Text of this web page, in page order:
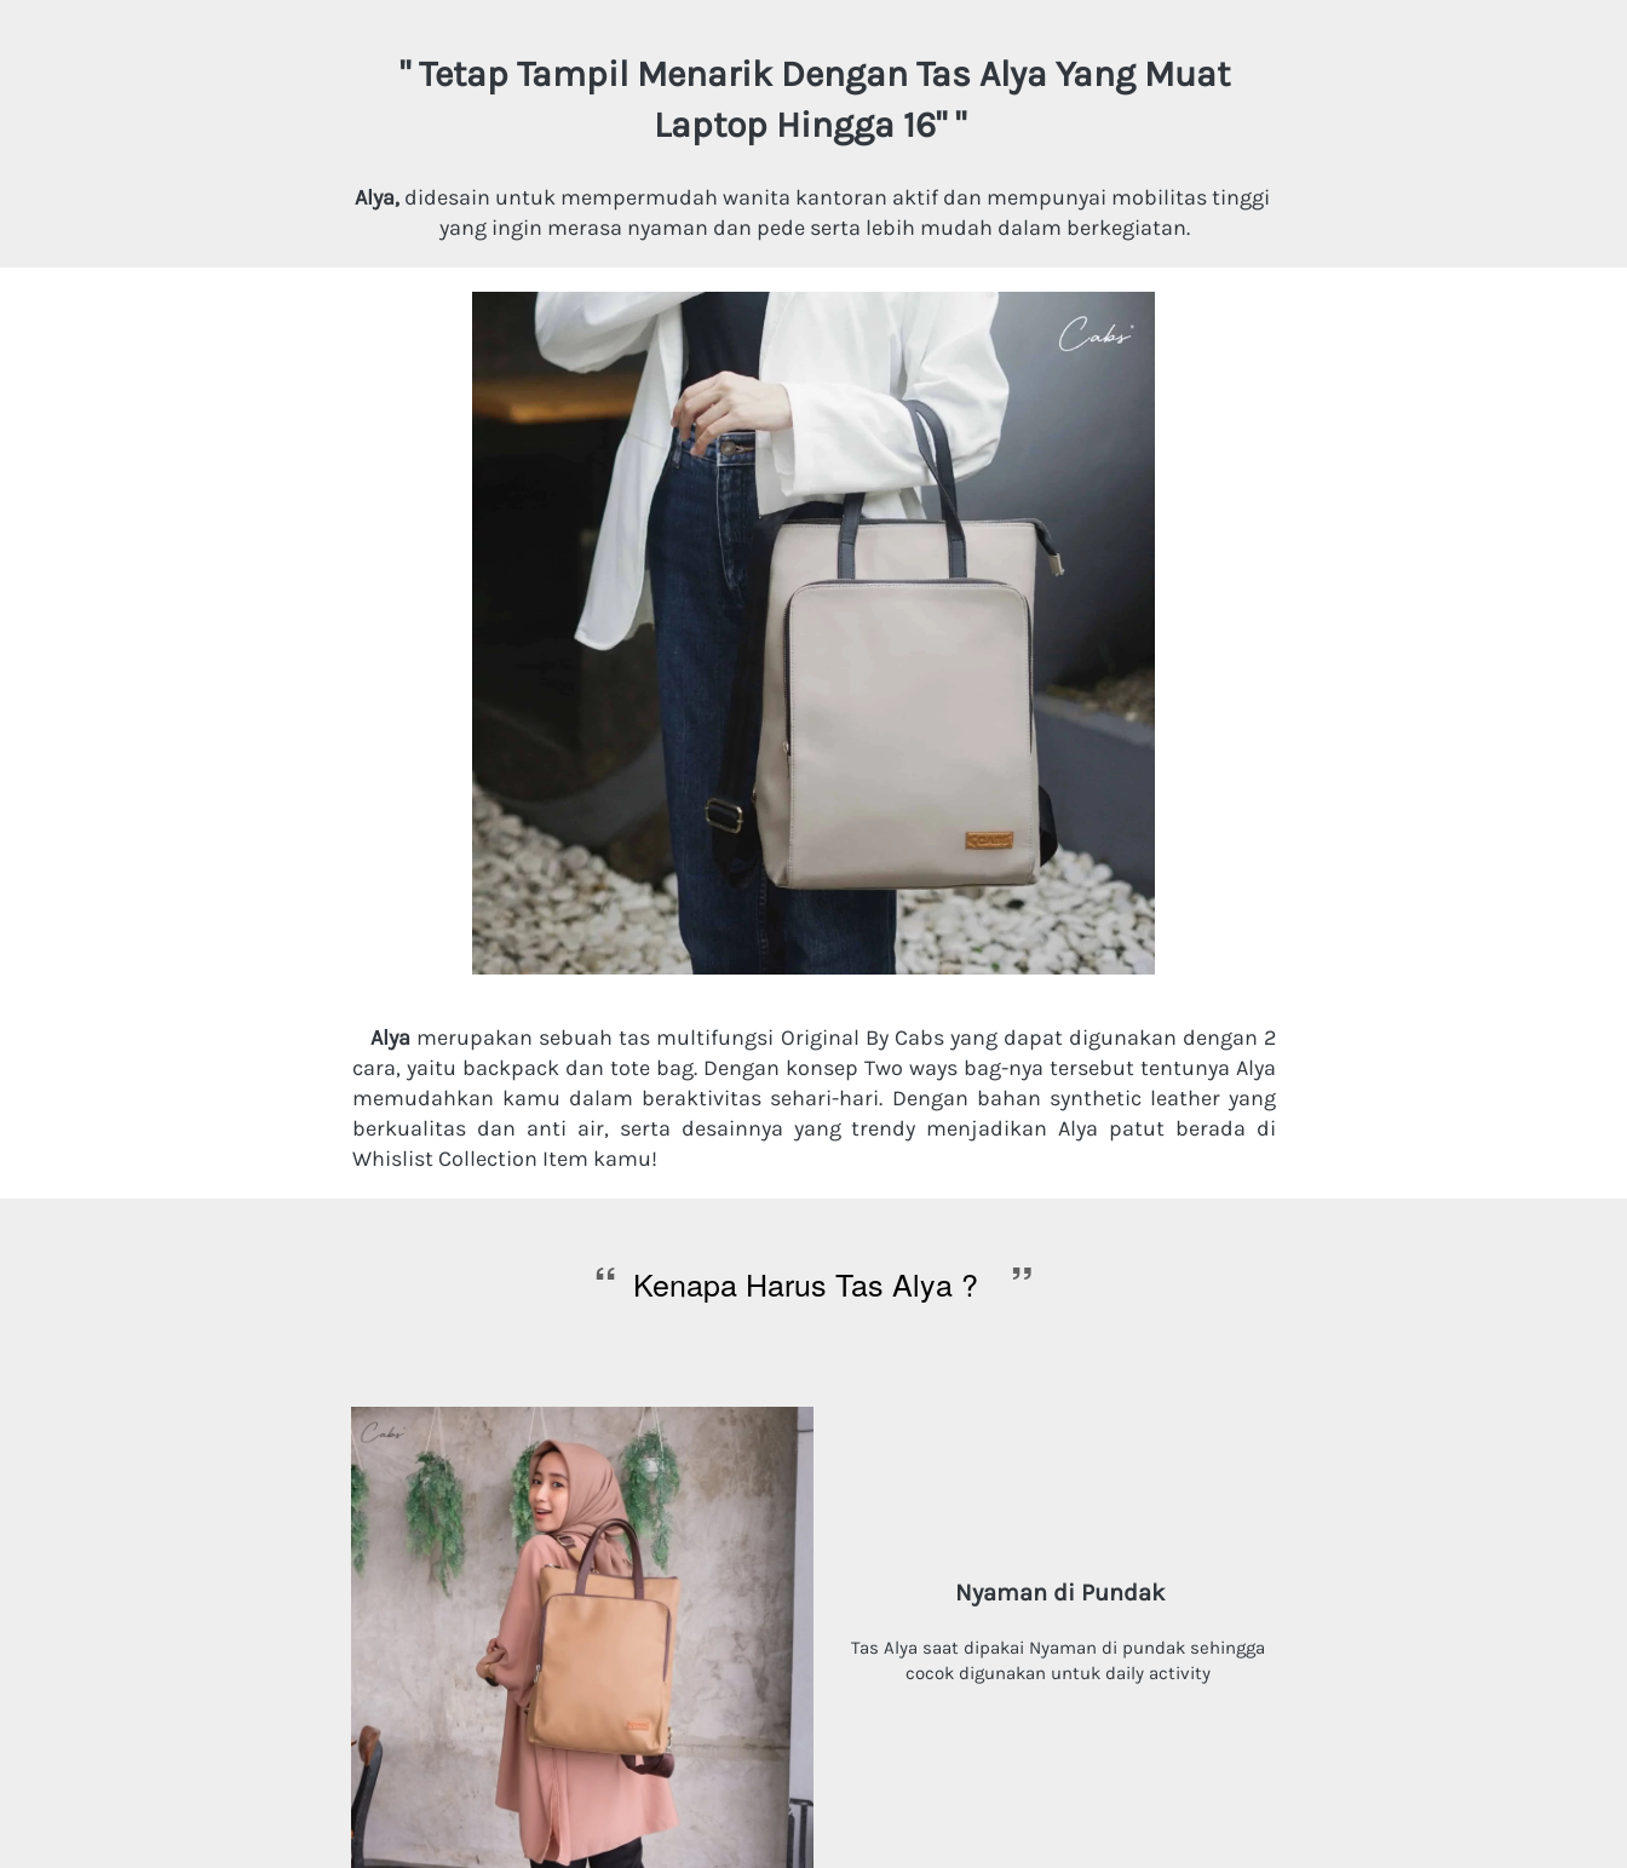
" Tetap Tampil Menarik Dengan Tas Alya Yang Muat
Laptop Hingga 16" "
Alya, didesain untuk mempermudah wanita kantoran aktif dan mempunyai mobilitas tinggi
yang ingin merasa nyaman dan pede serta lebih mudah dalam berkegiatan.
Alya merupakan sebuah tas multifungsi Original By Cabs yang dapat digunakan dengan 2
cara, yaitu backpack dan tote bag. Dengan konsep Two ways bag-nya tersebut tentunya Alya
memudahkan kamu dalam beraktivitas sehari-hari. Dengan bahan synthetic leather yang
berkualitas dan anti air, serta desainnya yang trendy menjadikan Alya patut berada di
Whislist Collection Item kamu!
“ Kenapa Harus Tas Alya ? ”
Nyaman di Pundak
Tas Alya saat dipakai Nyaman di pundak sehingga
cocok digunakan untuk daily activity